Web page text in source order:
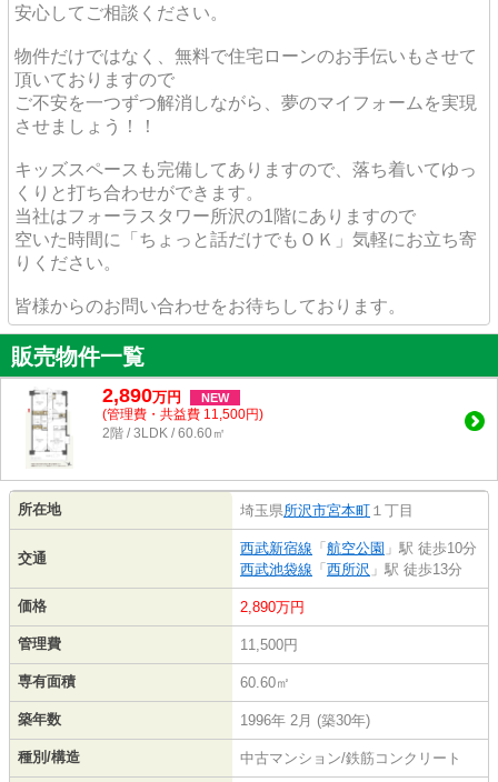
安心してご相談ください。
物件だけではなく、無料で住宅ローンのお手伝いもさせて
頂いておりますので
ご不安を一つずつ解消しながら、夢のマイフォームを実現
させましょう！！
キッズスペースも完備してありますので、落ち着いてゆっ
くりと打ち合わせができます。
当社はフォーラスタワー所沢の1階にありますので
空いた時間に「ちょっと話だけでもＯＫ」気軽にお立ち寄
りください。
皆様からのお問い合わせをお待ちしております。
販売物件一覧
2,890万円 NEW
(管理費・共益費 11,500円)
2階 / 3LDK / 60.60㎡
所在地 埼玉県所沢市宮本町 １丁目
交通
西武新宿線 「 航空公園 」駅 徒歩10分
西武池袋線 「 西所沢 」駅 徒歩13分
価格 2,890万円
管理費 11,500円
専有面積 60.60㎡
築年数 1996年 2月 (築30年)
種別/構造 中古マンション/鉄筋コンクリート